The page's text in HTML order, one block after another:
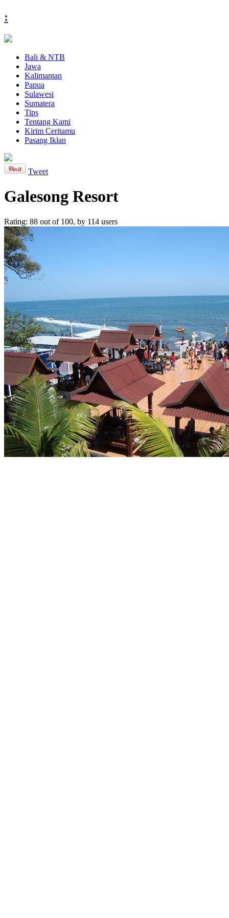
:
Bali & NTB
Jawa
Kalimantan
Papua
Sulawesi
Sumatera
Tips
Tentang Kami
Kirim Ceritamu
Pasang Iklan
Tweet
Galesong Resort
Rating: 88 out of 100, by 114 users